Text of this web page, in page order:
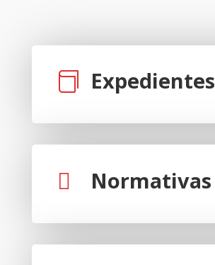
 Expedientes
 Normativas